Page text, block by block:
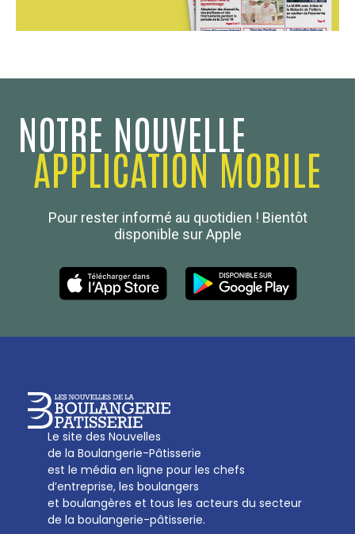
NOTRE NOUVELLE
APPLICATION MOBILE
Pour rester informé au quotidien ! Bientôt
disponible sur Apple
Le site des Nouvelles
de la Boulangerie-Pâtisserie
est le média en ligne pour les chefs
d’entreprise, les boulangers
et boulangères et tous les acteurs du secteur
de la boulangerie-pâtisserie.
Boulanger de France
Les Nouvelles de la Boulangerie-Pâtisserie Française
27, av d’Eylau - 75782 Paris Cédex 16
01 53 70 16 25